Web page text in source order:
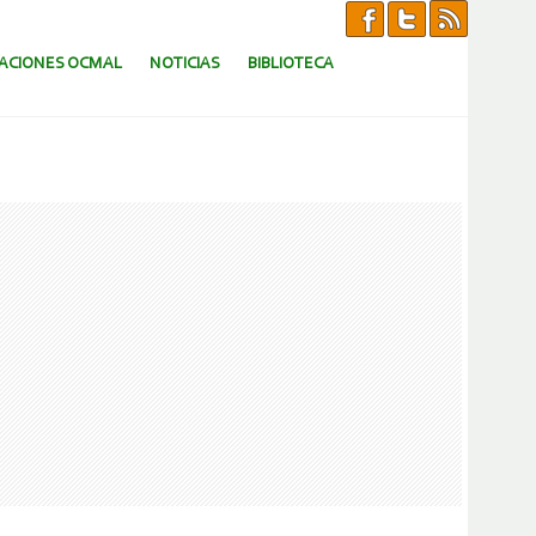
OCMAL NOTICIAS BIBLIOTECA